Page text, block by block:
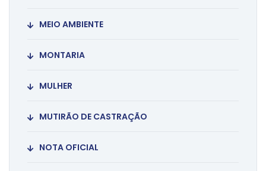
MEIO AMBIENTE
MONTARIA
MULHER
MUTIRÃO DE CASTRAÇÃO
NOTA OFICIAL